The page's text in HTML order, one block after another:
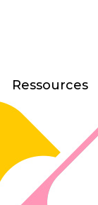
Ressources